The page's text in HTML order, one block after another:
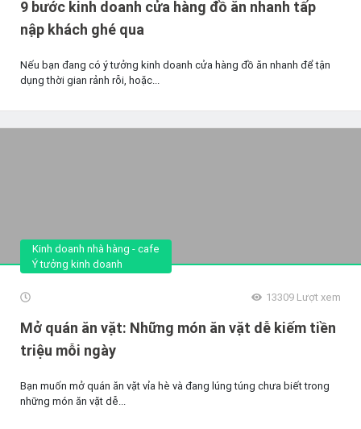
9 bước kinh doanh cửa hàng đồ ăn nhanh tấp
nập khách ghé qua
Nếu bạn đang có ý tưởng kinh doanh cửa hàng đồ ăn nhanh để tận
dụng thời gian rảnh rỗi, hoặc...
Kinh doanh nhà hàng - cafe
Ý tưởng kinh doanh
13309 Lượt xem
Mở quán ăn vặt: Những món ăn vặt dễ kiếm tiền
triệu mỗi ngày
Bạn muốn mở quán ăn vặt vỉa hè và đang lúng túng chưa biết trong
những món ăn vặt dễ...